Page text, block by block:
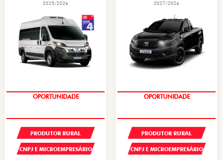
2025/2026
OPORTUNIDADE
PRODUTOR RURAL
CNPJ E MICROEMPRESÁRIO
2027/2026
OPORTUNIDADE
PRODUTOR RURAL
CNPJ E MICROEMPRESÁRIO